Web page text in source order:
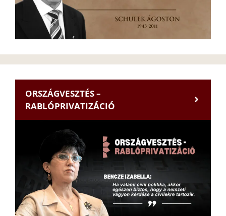
ORSZÁGVESZTÉS –
RABLÓPRIVATIZÁCIÓ